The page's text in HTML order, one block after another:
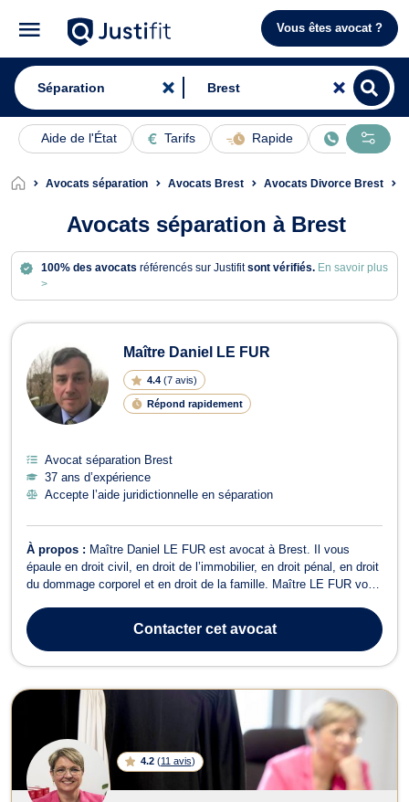
Vous êtes avocat ?
Aide de l'État Tarifs Rapide En ligne
Avocats séparation Avocats Brest Avocats Divorce Brest
Avocats séparation à Brest
100% des avocats référencés sur Justifitsont vérifiés. En savoir plus
>
Avocats en séparation à Brest
Maître Daniel LE FUR
4.4 (7 avis)
Répond rapidement
Avocat séparation Brest
37 ans d’expérience
Accepte l’aide juridictionnelle en séparation
À propos : Maître Daniel LE FUR est avocat à Brest. Il vous
épaule en droit civil, en droit de l’immobilier, en droit pénal, en droit
du dommage corporel et en droit de la famille. Maître LE FUR vous
garantie, au bornage, à la créance, aux dettes, à la résiliation,...
Contactercet avocat
4.2 (11 avis)